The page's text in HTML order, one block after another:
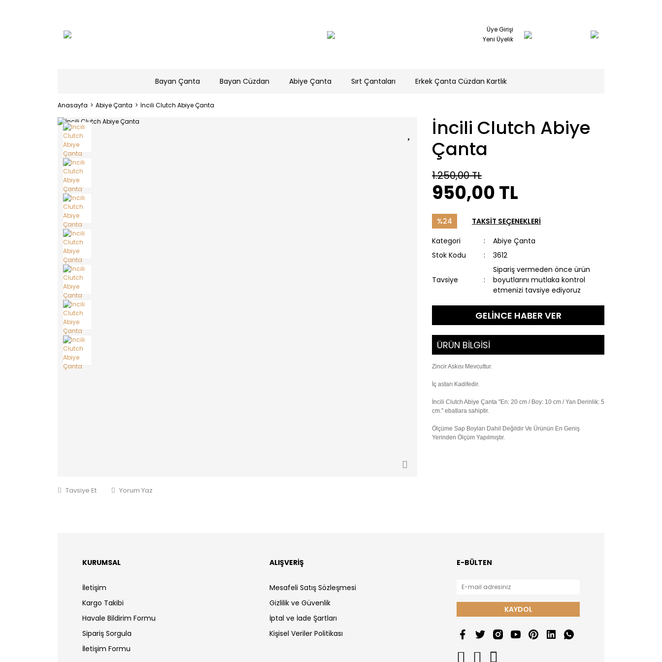
Üye Girişi
Yeni Üyelik
Bayan Çanta Bayan Cüzdan Abiye Çanta Sırt Çantaları Erkek Çanta Cüzdan Kartlık
Anasayfa Abiye Çanta İncili Clutch Abiye Çanta
Tavsiye Et Yorum Yaz
İncili Clutch Abiye
Çanta
1.250,00 TL
950,00 TL
%24 TAKSİT SEÇENEKLERİ
Kategori
Abiye Çanta
Stok Kodu
3612
Tavsiye
Sipariş vermeden önce ürün
boyutlarını mutlaka kontrol
etmenizi tavsiye ediyoruz
GELİNCE HABER VER
ÜRÜN BİLGİSİ
Zincir Askısı Mevcuttur.
İç astarı Kadifedir.
İncili Clutch Abiye Çanta "En: 20 cm / Boy: 10 cm / Yan Derinlik: 5
cm." ebatlara sahiptir.
Ölçüme Sap Boyları Dahil Değildir Ve Ürünün En Geniş
Yerinden Ölçüm Yapılmıştır.
KURUMSAL
İletişim
Kargo Takibi
Havale Bildirim Formu
Sipariş Sorgula
İletişim Formu
ALIŞVERİŞ
Mesafeli Satış Sözleşmesi
Gizlilik ve Güvenlik
İptal ve İade Şartları
Kişisel Veriler Politikası
E-BÜLTEN
KAYDOL